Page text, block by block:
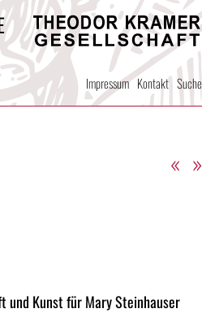
Theodor
Kramer
Gesellschaft
Impressum Kontakt Suche
« »
und Kunst für Mary Steinhauser